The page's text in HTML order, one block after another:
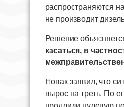
распространяются
не производит
Решение
касаться, в
Новак заявил, что
вырос на треть. По
продлили нулевую